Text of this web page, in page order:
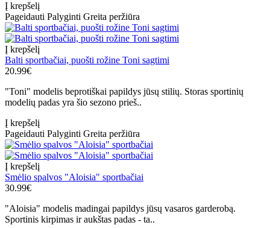
Į krepšelį
Pageidauti Palyginti Greita peržiūra
Į krepšelį
Balti sportbačiai, puošti rožine Toni sagtimi
20.99€
"Toni" modelis beprotiškai papildys jūsų stilių. Storas sportinių
modelių padas yra šio sezono prieš..
Į krepšelį
Pageidauti Palyginti Greita peržiūra
Į krepšelį
Smėlio spalvos "Aloisia" sportbačiai
30.99€
"Aloisia" modelis madingai papildys jūsų vasaros garderobą.
Sportinis kirpimas ir aukštas padas - ta..